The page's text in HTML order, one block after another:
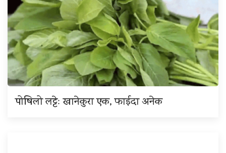
पोषिलो लट्टेः खानेकुरा एक, फाईदा अनेक